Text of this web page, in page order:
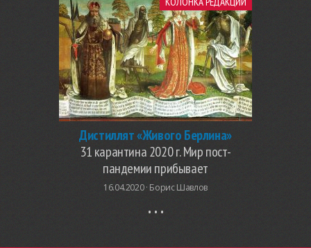
Дистиллят «Живого Берлина»
31 карантина 2020 г. Мир пост-
пандемии прибывает
16.04.2020 · Борис Шавлов